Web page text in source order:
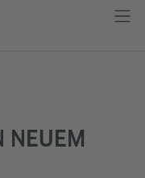
NEUEM